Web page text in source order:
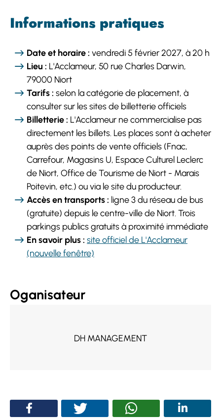
Informations pratiques
Date et horaire : vendredi 5 février 2027, à 20 h
Lieu : L'Acclameur, 50 rue Charles Darwin,
79000 Niort
Tarifs : selon la catégorie de placement, à
consulter sur les sites de billetterie officiels
Billetterie : L'Acclameur ne commercialise pas
directement les billets. Les places sont à acheter
auprès des points de vente officiels (Fnac,
Carrefour, Magasins U, Espace Culturel Leclerc
de Niort, Office de Tourisme de Niort - Marais
Poitevin, etc.) ou via le site du producteur.
Accès en transports : ligne 3 du réseau de bus
(gratuite) depuis le centre-ville de Niort. Trois
parkings publics gratuits à proximité immédiate
En savoir plus : site officiel de L'Acclameur
(nouvelle fenêtre)
Oganisateur
DH MANAGEMENT